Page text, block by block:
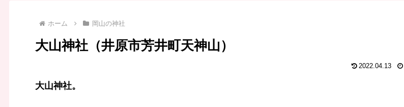
ホーム 岡山の神社
大山神社（井原市芳井町天神山）
2022.04.13
大山神社。